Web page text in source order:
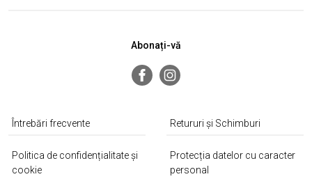
Întrebări frecvente Retururi și Schimburi
Politica de confidențialitate și
cookie
Protecția datelor cu caracter
personal
Abonați-vă